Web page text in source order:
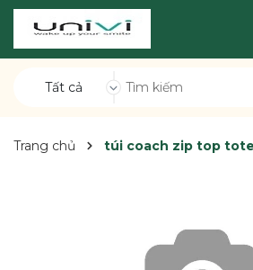
Tất cả
Trang chủ túi coach zip top